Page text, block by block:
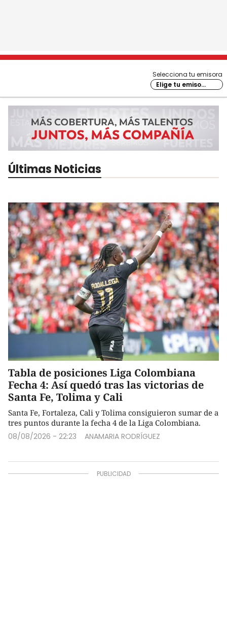
Selecciona tu emisora
Elige tu emisora
Últimas Noticias
Tabla de posiciones Liga Colombiana
Fecha 4: Así quedó tras las victorias de
Santa Fe, Tolima y Cali
Santa Fe, Fortaleza, Cali y Tolima consiguieron sumar de a
tres puntos durante la fecha 4 de la Liga Colombiana.
08/08/2026 - 22:23
ANAMARIA RODRÍGUEZ